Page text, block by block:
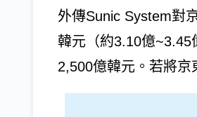
外傳Sunic System對
韓元（約3.10億~3.45
2,500億韓元。若將